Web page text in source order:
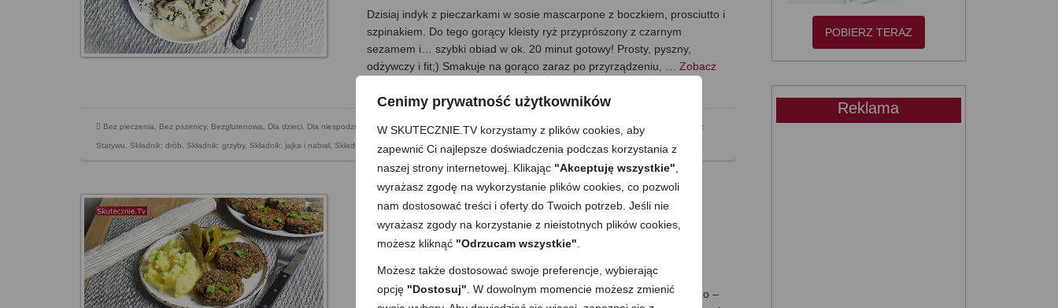
Cenimy prywatność użytkowników
W SKUTECZNIE.TV korzystamy z plików cookies, aby
zapewnić Ci najlepsze doświadczenia podczas korzystania z
naszej strony internetowej. Klikając "Akceptuję wszystkie"
wyrażasz zgodę na wykorzystanie plików cookies, co pozwoli
nam dostosować treści i oferty do Twoich potrzeb. Jeśli nie
wyrażasz zgody na korzystanie z nieistotnych plików cookies,
możesz kliknąć "Odrzucam wszystkie"
Możesz także dostosować swoje preferencje, wybierając
opcję "Dostosuj" . W dowolnym momencie możesz zmienić
Dzisiaj indyk z pieczarkami w sosie mascarpone z boczkiem, prosciutto i
szpinakiem. Do tego gorący kleisty ryż przyprószony z czarnym
sezamem i… szybki obiad w ok. 20 minut gotowy! Prosty, pyszny,
odżywczy i fit;) Smakuje na gorąco zaraz po przyrządzeniu, …Zobacz
Bez pieczenia, Bez pszenicy, Bezglutenowa, Dla dzieci, Dla niespodziewanych gości ,Do pracy,Kolacja ,Mega proste,Obiad,Posiłki ,Romantyczny posiłek seria: Bez
Statywu, Składnik: drób, Składnik: grzyby, Składnik: jajka i nabiał, Składnik: owoce i warzywa,Składnik: ryże i kasze,Zdrowe jedzenie
Kotlety z zielonej soczewicy (w stylu
klasycznych mielonych)
13 LISTOPADA 2021 z4 KOMENTARZE
Dzisiaj sprawnie i bezmięsnie, ale jednak pysznie i całkiem odżywczo –
POBIERZ TERAZ
Reklama